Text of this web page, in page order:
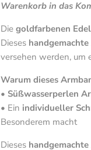
Warenkorb in das
Die goldfarbenen
Dieses
versehen werden, um
Warum dieses
• Süßwasserperlen
• Ein individueller
Besonderem macht
Dieses